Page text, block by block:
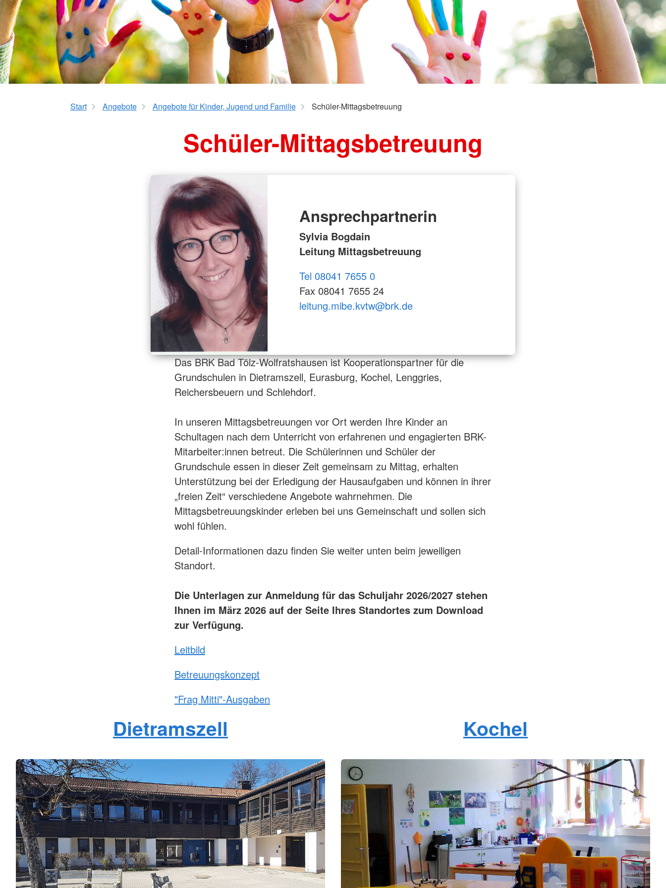
ServiceWohnen
Tölzer Tagespflege
Bereitschaften & Sanitätsdienste
Krisenintervention
Rettungshundestaffel
Wasserwacht
Bergwacht
AGB
Start Angebote Angebote für Kinder, Jugend und Familie Schüler-Mittagsbetreuung
Schüler-Mittagsbetreuung
Ansprechpartnerin
Sylvia Bogdain
Leitung Mittagsbetreuung
Tel 08041 7655 0
Fax 08041 7655 24
leitung.mibe.kvtw@brk.de
Das BRK Bad Tölz-Wolfratshausen ist Kooperationspartner für die
Grundschulen in Dietramszell, Eurasburg, Kochel, Lenggries,
Reichersbeuern und Schlehdorf.
In unseren Mittagsbetreuungen vor Ort werden Ihre Kinder an
Schultagen nach dem Unterricht von erfahrenen und engagierten BRK-
Mitarbeiter:innen betreut. Die Schülerinnen und Schüler der
Grundschule essen in dieser Zeit gemeinsam zu Mittag, erhalten
Unterstützung bei der Erledigung der Hausaufgaben und können in ihrer
„freien Zeit“ verschiedene Angebote wahrnehmen. Die
Mittagsbetreuungskinder erleben bei uns Gemeinschaft und sollen sich
wohl fühlen.
Detail-Informationen dazu finden Sie weiter unten beim jeweiligen
Standort.
Die Unterlagen zur Anmeldung für das Schuljahr 2026/2027 stehen
Ihnen im März 2026 auf der Seite Ihres Standortes zum Download
zur Verfügung.
Leitbild
Betreuungskonzept
"Frag Mitti"-Ausgaben
Dietramszell Kochel